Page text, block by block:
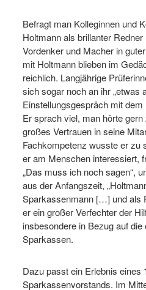
Befragt man Kolleginnen und
Holtmann als brillanter
Vordenker und Macher in
mit Holtmann blieben im
reichlich. Langjährige
sich sogar noch an ihr „etwas
Einstellungsgespräch mit
Er sprach viel, man hörte
großes Vertrauen in seine
Fachkompetenz wusste er zu
er am Menschen interessiert,
„Das muss ich noch sagen“,
aus der Anfangszeit,
Sparkassenmann […] und als
er ein großer Verfechter der
insbesondere in Bezug auf
Sparkassen.
Dazu passt ein Erlebnis eines
Sparkassenvorstands. Im